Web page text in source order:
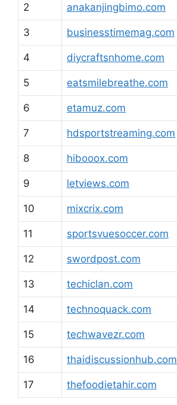
2 anakanjingbimo.com
3 businesstimemag.com
4 diycraftsnhome.com
5 eatsmilebreathe.com
6 etamuz.com
7 hdsportstreaming.com
8 hibooox.com
9 letviews.com
10 mixcrix.com
11 sportsvuesoccer.com
12 swordpost.com
13 techiclan.com
14 technoquack.com
15 techwavezr.com
16 thaidiscussionhub.com
17 thefoodietahir.com